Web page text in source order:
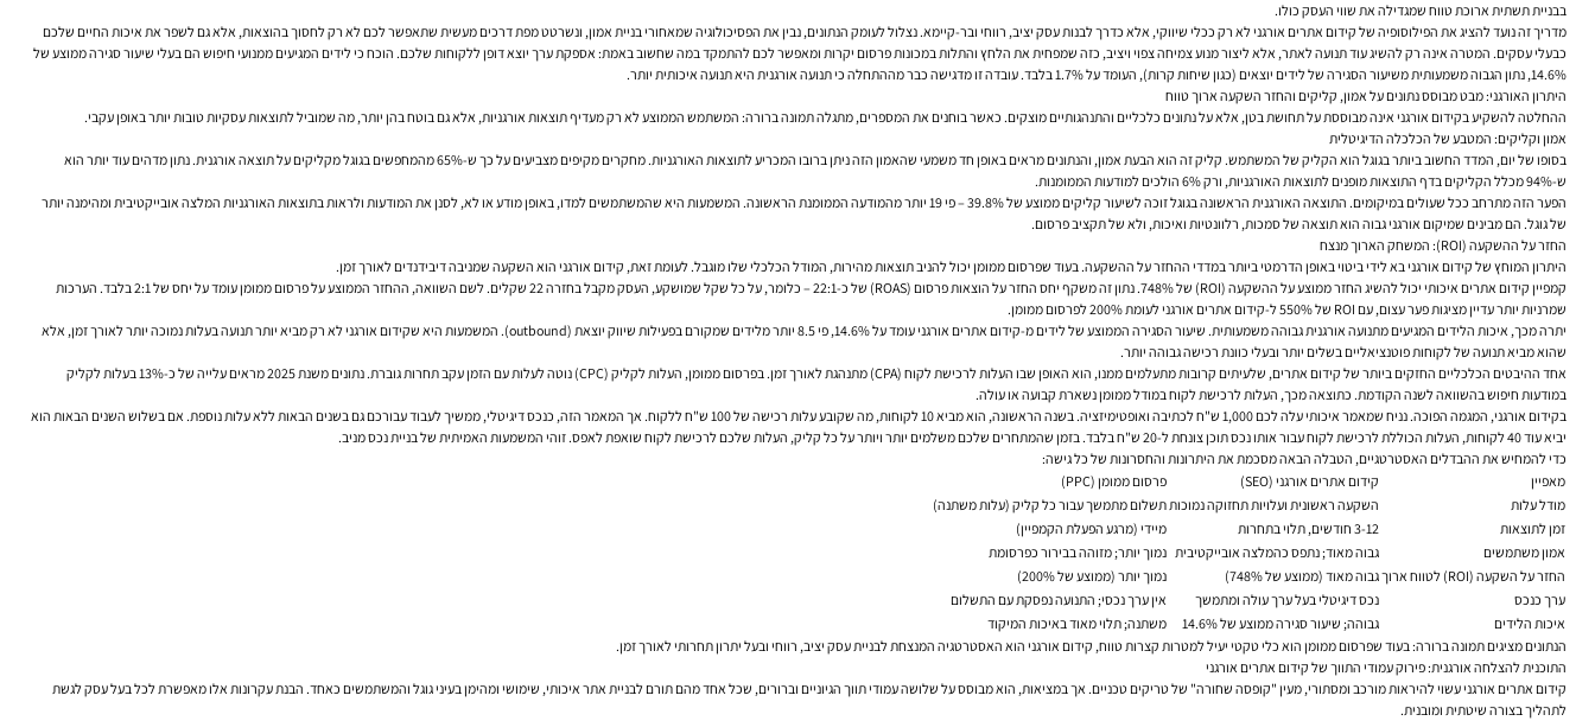
בבניית תשתית ארוכת טווח שמגדילה את שווי העסק כולו.
מדריך זה נועד להציג את הפילוסופיה של קידום אתרים אורגני לא רק ככלי שיווקי, אלא כדרך לבנות עסק יציב, רווחי ובר-קיימא. נצלול לעומק הנתונים, נבין את הפסיכולוגיה שמאחורי בניית אמון, ונשרטט מפת דרכים מעשית שתאפשר לכם לא רק לחסוך בהוצאות, אלא גם לשפר את איכות החיים שלכם
כבעלי עסקים. המטרה אינה רק להשיג עוד תנועה לאתר, אלא ליצור מנוע צמיחה צפוי ויציב, כזה שמפחית את הלחץ והתלות במכונות פרסום יקרות ומאפשר לכם להתמקד במה שחשוב באמת: אספקת ערך יוצא דופן ללקוחות שלכם. הוכח כי לידים המגיעים ממנועי חיפוש הם בעלי שיעור סגירה ממוצע של
14.6%, נתון הגבוה משמעותית משיעור הסגירה של לידים יוצאים (כגון שיחות קרות), העומד על 1.7% בלבד. עובדה זו מדגישה כבר מההתחלה כי תנועה אורגנית היא תנועה איכותית יותר.
היתרון האורגני: מבט מבוסס נתונים על אמון, קליקים והחזר השקעה ארוך טווח
ההחלטה להשקיע בקידום אורגני אינה מבוססת על תחושת בטן, אלא על נתונים כלכליים והתנהגותיים מוצקים. כאשר בוחנים את המספרים, מתגלה תמונה ברורה: המשתמש הממוצע לא רק מעדיף תוצאות אורגניות, אלא גם בוטח בהן יותר, מה שמוביל לתוצאות עסקיות טובות יותר באופן עקבי.
אמון וקליקים: המטבע של הכלכלה הדיגיטלית
בסופו של יום, המדד החשוב ביותר בגוגל הוא הקליק של המשתמש. קליק זה הוא הבעת אמון, והנתונים מראים באופן חד משמעי שהאמון הזה ניתן ברובו המכריע לתוצאות האורגניות. מחקרים מקיפים מצביעים על כך ש-65% מהמחפשים בגוגל מקליקים על תוצאה אורגנית. נתון מדהים עוד יותר הוא
ש-94% מכלל הקליקים בדף התוצאות מופנים לתוצאות האורגניות, ורק 6% הולכים למודעות הממומנות.
הפער הזה מתרחב ככל שעולים במיקומים. התוצאה האורגנית הראשונה בגוגל זוכה לשיעור קליקים ממוצע של 39.8% – פי 19 יותר מהמודעה הממומנת הראשונה. המשמעות היא שהמשתמשים למדו, באופן מודע או לא, לסנן את המודעות ולראות בתוצאות האורגניות המלצה אובייקטיבית ומהימנה יותר
של גוגל. הם מבינים שמיקום אורגני גבוה הוא תוצאה של סמכות, רלוונטיות ואיכות, ולא של תקציב פרסום.
החזר על ההשקעה (ROI): המשחק הארוך מנצח
היתרון המוחץ של קידום אורגני בא לידי ביטוי באופן הדרמטי ביותר במדדי ההחזר על ההשקעה. בעוד שפרסום ממומן יכול להניב תוצאות מהירות, המודל הכלכלי שלו מוגבל. לעומת זאת, קידום אורגני הוא השקעה שמניבה דיבידנדים לאורך זמן.
קמפיין קידום אתרים איכותי יכול להשיג החזר ממוצע על ההשקעה (ROI) של 748%. נתון זה משקף יחס החזר על הוצאות פרסום (ROAS) של כ-22:1 – כלומר, על כל שקל שמושקע, העסק מקבל בחזרה 22 שקלים. לשם השוואה, ההחזר הממוצע על פרסום ממומן עומד על יחס של 2:1 בלבד. הערכות
שמרניות יותר עדיין מציגות פער עצום, עם ROI של 550% ל-קידום אתרים אורגני לעומת 200% לפרסום ממומן.
יתרה מכך, איכות הלידים המגיעים מתנועה אורגנית גבוהה משמעותית. שיעור הסגירה הממוצע של לידים מ-קידום אתרים אורגני עומד על 14.6%, פי 8.5 יותר מלידים שמקורם בפעילות שיווק יוצאת (outbound). המשמעות היא שקידום אורגני לא רק מביא יותר תנועה בעלות נמוכה יותר לאורך זמן, אלא
שהוא מביא תנועה של לקוחות פוטנציאליים בשלים יותר ובעלי כוונת רכישה גבוהה יותר.
אחד ההיבטים הכלכליים החזקים ביותר של קידום אתרים, שלעיתים קרובות מתעלמים ממנו, הוא האופן שבו העלות לרכישת לקוח (CPA) מתנהגת לאורך זמן. בפרסום ממומן, העלות לקליק (CPC) נוטה לעלות עם הזמן עקב תחרות גוברת. נתונים משנת 2025 מראים עלייה של כ-13% בעלות לקליק
במודעות חיפוש בהשוואה לשנה הקודמת. כתוצאה מכך, העלות לרכישת לקוח במודל ממומן נשארת קבועה או עולה.
בקידום אורגני, המגמה הפוכה. נניח שמאמר איכותי עלה לכם 1,000 ש"ח לכתיבה ואופטימיזציה. בשנה הראשונה, הוא מביא 10 לקוחות, מה שקובע עלות רכישה של 100 ש"ח ללקוח. אך המאמר הזה, כנכס דיגיטלי, ממשיך לעבוד עבורכם גם בשנים הבאות ללא עלות נוספת. אם בשלוש השנים הבאות הוא
יביא עוד 40 לקוחות, העלות הכוללת לרכישת לקוח עבור אותו נכס תוכן צונחת ל-20 ש"ח בלבד. בזמן שהמתחרים שלכם משלמים יותר ויותר על כל קליק, העלות שלכם לרכישת לקוח שואפת לאפס. זוהי המשמעות האמיתית של בניית נכס מניב.
כדי להמחיש את ההבדלים האסטרטגיים, הטבלה הבאה מסכמת את היתרונות והחסרונות של כל גישה:
מאפיין
קידום אתרים אורגני (SEO)
פרסום ממומן (PPC)
מודל עלות
השקעה ראשונית ועלויות תחזוקה נמוכותתשלום מתמשך עבור כל קליק (עלות משתנה)
זמן לתוצאות
3-12 חודשים, תלוי בתחרות
מיידי (מרגע הפעלת הקמפיין)
אמון משתמשים
גבוה מאוד; נתפס כהמלצה אובייקטיבית נמוך יותר; מזוהה בבירור כפרסומת
החזר על השקעה (ROI) לטווח ארוך
גבוה מאוד (ממוצע של 748%)
נמוך יותר (ממוצע של 200%)
ערך כנכס
נכס דיגיטלי בעל ערך עולה ומתמשך
אין ערך נכסי; התנועה נפסקת עם התשלום
איכות הלידים
גבוהה; שיעור סגירה ממוצע של 14.6%
משתנה; תלוי מאוד באיכות המיקוד
הנתונים מציגים תמונה ברורה: בעוד שפרסום ממומן הוא כלי טקטי יעיל למטרות קצרות טווח, קידום אורגני הוא האסטרטגיה המנצחת לבניית עסק יציב, רווחי ובעל יתרון תחרותי לאורך זמן.
התוכנית להצלחה אורגנית: פירוק עמודי התווך של קידום אתרים אורגני
קידום אתרים אורגני עשוי להיראות מורכב ומסתורי, מעין "קופסה שחורה" של טריקים טכניים. אך במציאות, הוא מבוסס על שלושה עמודי תווך הגיוניים וברורים, שכל אחד מהם תורם לבניית אתר איכותי, שימושי ומהימן בעיני גוגל והמשתמשים כאחד. הבנת עקרונות אלו מאפשרת לכל בעל עסק לגשת
לתהליך בצורה שיטתית ומובנית.